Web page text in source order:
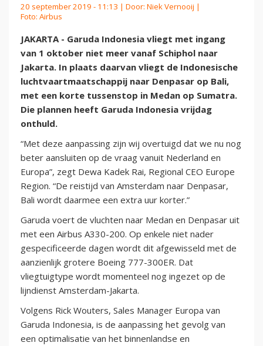
20 september 2019 - 11:13 | Door: Niek Vernooij |
Foto: Airbus
JAKARTA - Garuda Indonesia vliegt met ingang
van 1 oktober niet meer vanaf Schiphol naar
Jakarta. In plaats daarvan vliegt de Indonesische
luchtvaartmaatschappij naar Denpasar op Bali,
met een korte tussenstop in Medan op Sumatra.
Die plannen heeft Garuda Indonesia vrijdag
onthuld.
“Met deze aanpassing zijn wij overtuigd dat we nu nog
beter aansluiten op de vraag vanuit Nederland en
Europa”, zegt Dewa Kadek Rai, Regional CEO Europe
Region. “De reistijd van Amsterdam naar Denpasar,
Bali wordt daarmee een extra uur korter.”
Garuda voert de vluchten naar Medan en Denpasar uit
met een Airbus A330-200. Op enkele niet nader
gespecificeerde dagen wordt dit afgewisseld met de
aanzienlijk grotere Boeing 777-300ER. Dat
vliegtuigtype wordt momenteel nog ingezet op de
lijndienst Amsterdam-Jakarta.
Volgens Rick Wouters, Sales Manager Europa van
Garuda Indonesia, is de aanpassing het gevolg van
een optimalisatie van het binnenlandse en